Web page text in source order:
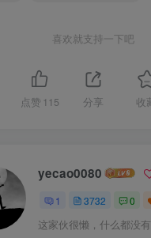
喜欢就支持一下吧
点赞 115 分享 收
yecao0080
1 3732 0
这家伙很懒，什么都没